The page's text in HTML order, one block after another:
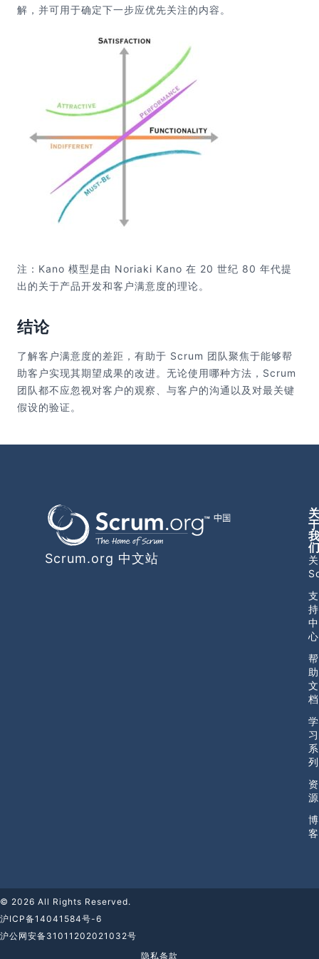
解，并可用于确定下一步应优先关注的内容。
注：Kano 模型是由 Noriaki Kano 在 20 世纪 80 年代提
出的关于产品开发和客户满意度的理论。
结论
了解客户满意度的差距，有助于 Scrum 团队聚焦于能够帮
助客户实现其期望成果的改进。无论使用哪种方法，Scrum
团队都不应忽视对客户的观察、与客户的沟通以及对最关键
假设的验证。
Scrum.org 中文站
支
持
中
心
帮
助
文
档
学
习
系
列
资
源
博
客
© 2026 All Rights Reserved.
沪ICP备14041584号-6
沪公网安备31011202021032号
隐私条款